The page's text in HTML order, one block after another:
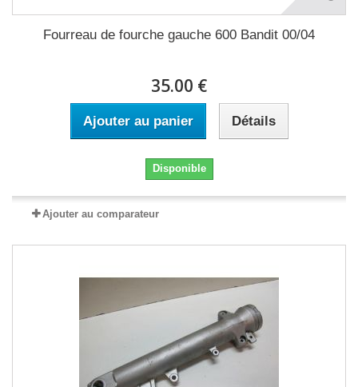
Fourreau de fourche gauche 600 Bandit 00/04
35.00 €
Ajouter au panier Détails
Disponible
Ajouter au comparateur